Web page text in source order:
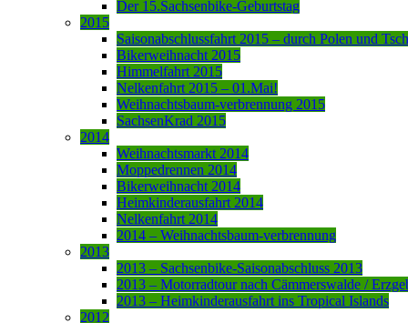
Der 15.Sachsenbike-Geburtstag
2015
Saisonabschlussfahrt 2015 – durch Polen und
Bikerweihnacht 2015
Himmelfahrt 2015
Nelkenfahrt 2015 – 01.Mai!
Weihnachtsbaum-verbrennung 2015
SachsenKrad 2015
2014
Weihnachtsmarkt 2014
Moppedrennen 2014
Bikerweihnacht 2014
Heimkinderausfahrt 2014
Nelkenfahrt 2014
2014 – Weihnachtsbaum-verbrennung
2013
2013 – Sachsenbike-Saisonabschluss 2013
2013 – Motorradtour nach Cämmerswalde /
2013 – Heimkinderausfahrt ins Tropical Islands
2012